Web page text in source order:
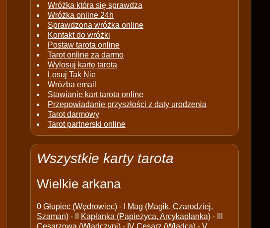
Wróżka która się sprawdza
Wróżka online 24h
Sprawdzona wróżka online
Kontakt do wróżki
Postaw tarota online
Tarot online za darmo
Wylosuj kartę tarota
Losuj Tak Nie
Wróżba email
Stawianie kart tarota online
Przepowiadanie przyszłości z daty urodzenia
Tarot darmowy
Tarot partnerski online
Wszystkie karty tarota
Wielkie arkana
0 Głupiec (Wędrowiec) - I
Mag (Magik, Czarodziej,
Szaman) - II Kapłanka (Papieżyca, Arcykapłanka) - III
Cesarzowa (Władczyni) - IV Cesarz (Władca) - V